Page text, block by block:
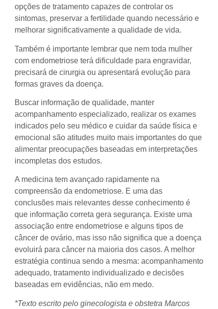
opções de tratamento capazes de controlar os
sintomas, preservar a fertilidade quando necessário e
melhorar significativamente a qualidade de vida.
Também é importante lembrar que nem toda mulher
com endometriose terá dificuldade para engravidar,
precisará de cirurgia ou apresentará evolução para
formas graves da doença.
Buscar informação de qualidade, manter
acompanhamento especializado, realizar os exames
indicados pelo seu médico e cuidar da saúde física e
emocional são atitudes muito mais importantes do que
alimentar preocupações baseadas em interpretações
incompletas dos estudos.
A medicina tem avançado rapidamente na
compreensão da endometriose. E uma das
conclusões mais relevantes desse conhecimento é
que informação correta gera segurança. Existe uma
associação entre endometriose e alguns tipos de
câncer de ovário, mas isso não significa que a doença
evoluirá para câncer na maioria dos casos. A melhor
estratégia continua sendo a mesma: acompanhamento
adequado, tratamento individualizado e decisões
baseadas em evidências, não em medo.
*Texto escrito pelo ginecologista e obstetra Marcos